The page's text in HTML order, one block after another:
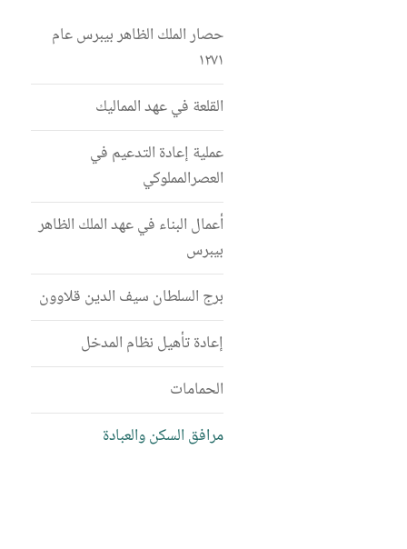
حصار الملك الظاهر بيبرس عام
١٢٧١
القلعة في عهد المماليك
عملية إعادة التدعيم في
العصرالمملوكي
أعمال البناء في عهد الملك الظاهر
بيبرس
برج السلطان سيف الدين قلاوون
إعادة تأهيل نظام المدخل
الحمامات
مرافق السكن والعبادة